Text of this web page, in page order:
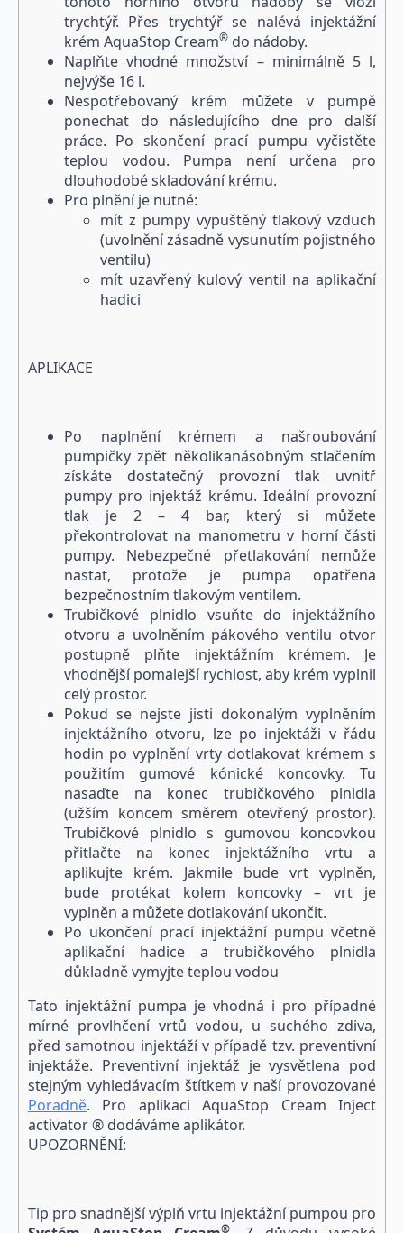
trychtýř. Přes trychtýř se nalévá injektážní
krém AquaStop Cream® do nádoby.
Naplňte vhodné množství – minimálně 5 l,
nejvýše 16 l.
Nespotřebovaný krém můžete v pumpě
ponechat do následujícího dne pro další
práce. Po skončení prací pumpu vyčistěte
teplou vodou. Pumpa není určena pro
dlouhodobé skladování krému.
Pro plnění je nutné:
mít z pumpy vypuštěný tlakový vzduch
(uvolnění zásadně vysunutím pojistného
ventilu)
mít uzavřený kulový ventil na aplikační
hadici
APLIKACE
Po naplnění krémem a našroubování
pumpičky zpět několikanásobným stlačením
získáte dostatečný provozní tlak uvnitř
pumpy pro injektáž krému. Ideální provozní
tlak je 2 – 4 bar, který si můžete
překontrolovat na manometru v horní části
pumpy. Nebezpečné přetlakování nemůže
nastat, protože je pumpa opatřena
bezpečnostním tlakovým ventilem.
Trubičkové plnidlo vsuňte do injektážního
otvoru a uvolněním pákového ventilu otvor
postupně plňte injektážním krémem. Je
vhodnější pomalejší rychlost, aby krém vyplnil
celý prostor.
Pokud se nejste jisti dokonalým vyplněním
injektážního otvoru, lze po injektáži v řádu
hodin po vyplnění vrty dotlakovat krémem s
použitím gumové kónické koncovky. Tu
nasaďte na konec trubičkového plnidla
(užším koncem směrem otevřený prostor).
Trubičkové plnidlo s gumovou koncovkou
přitlačte na konec injektážního vrtu a
aplikujte krém. Jakmile bude vrt vyplněn,
bude protékat kolem koncovky – vrt je
vyplněn a můžete dotlakování ukončit.
Po ukončení prací injektážní pumpu včetně
aplikační hadice a trubičkového plnidla
důkladně vymyjte teplou vodou
Tato injektážní pumpa je vhodná i pro případné
mírné provlhčení vrtů vodou, u suchého zdiva,
před samotnou injektáží v případě tzv. preventivní
injektáže. Preventivní injektáž je vysvětlena pod
stejným vyhledávacím štítkem v naší provozované
Poradně. Pro aplikaci AquaStop Cream Inject
activator ® dodáváme aplikátor.
UPOZORNĚNÍ:
Tip pro snadnější výplň vrtu injektážní pumpou pro
®